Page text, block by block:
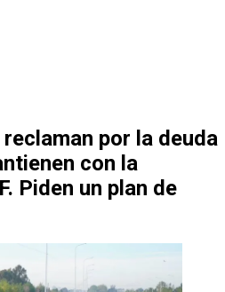
por la deuda
con la
Piden un plan de